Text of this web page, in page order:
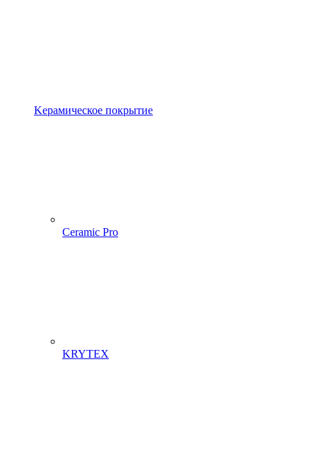
Kерамическое покрытие
Ceramic Pro
KRYTEX